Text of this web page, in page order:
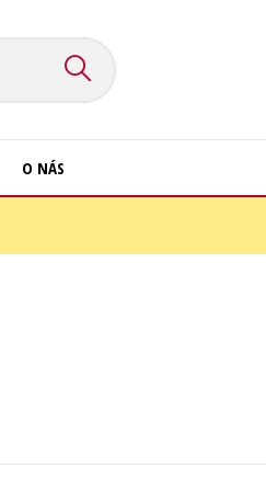
O NÁS